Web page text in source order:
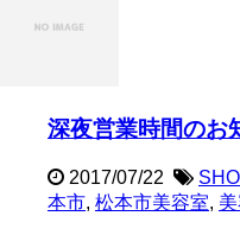
深夜営業時間のお
2017/07/22
本市, 松本市美容室,